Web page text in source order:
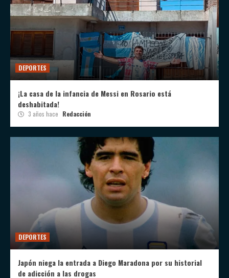
DEPORTES
¡La casa de la infancia de Messi en Rosario está
deshabitada!
3 años hace Redacción
DEPORTES
Japón niega la entrada a Diego Maradona por su historial
de adicción a las drogas